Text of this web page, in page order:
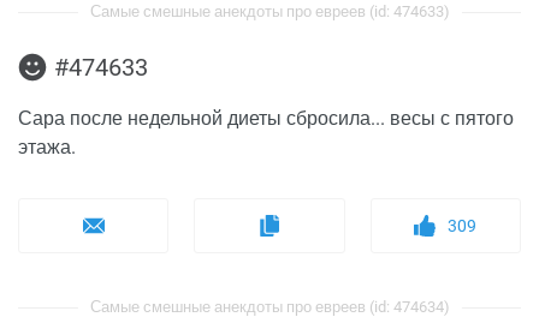
Самые смешные анекдоты про евреев (id: 474633)
#474633
Сара после недельной диеты сбросила... весы с пятого
этажа.
309
Самые смешные анекдоты про евреев (id: 474634)